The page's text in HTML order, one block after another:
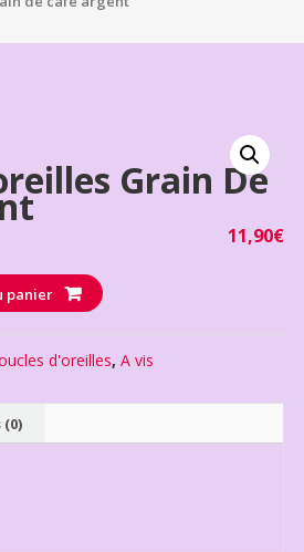
Grain De
11,90€
panier
d'oreilles, A vis
(0)